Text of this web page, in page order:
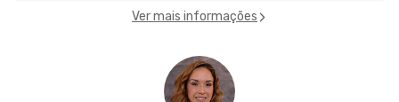
Ver mais informações